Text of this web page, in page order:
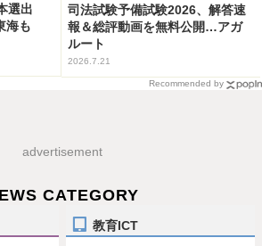
選出
海も
司法試験予備試験2026、解答速
報＆総評動画を無料公開…アガ
ルート
2026.7.21
Recommended by
advertisement
CATEGORY
教育ICT